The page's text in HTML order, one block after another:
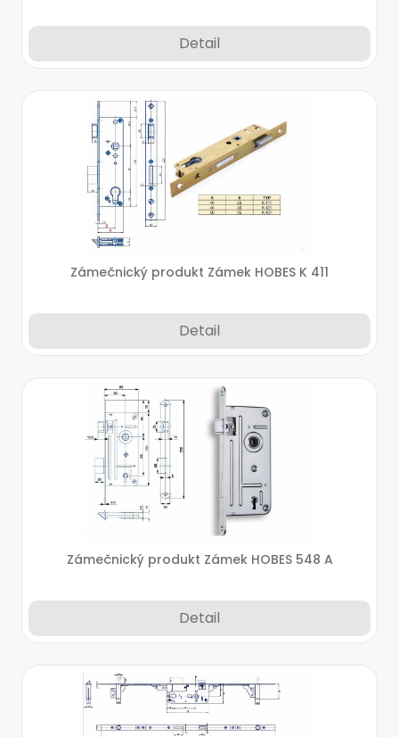
Detail
Zámečnický produkt Zámek HOBES K 411
Detail
Zámečnický produkt Zámek HOBES 548 A
Detail